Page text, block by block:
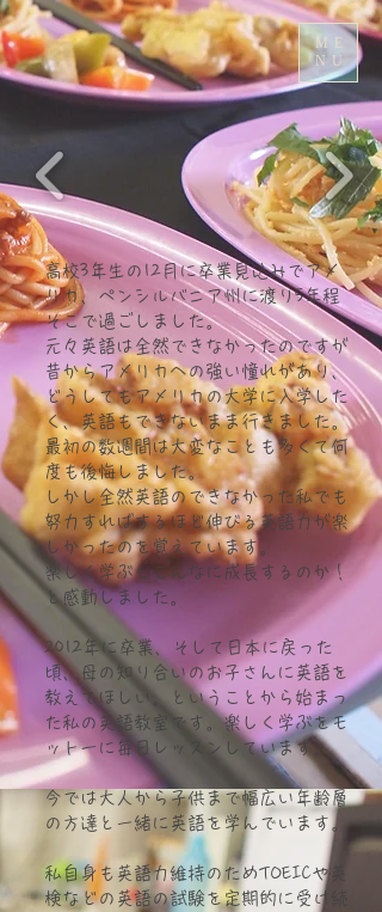
ME
NU
高校3年生の12月に卒業見込みでアメ
リカ、ペンシルバニア州に渡り5年程
そこで過ごしました。
元々英語は全然できなかったのですが
昔からアメリカへの強い憧れがあり、
どうしてもアメリカの大学に入学した
く、英語もできないまま行きました。
最初の数週間は大変なことも多くて何
度も後悔しました。
しかし全然英語のできなかった私でも
努力すればするほど伸びる英語力が楽
しかったのを覚えています。
楽しく学ぶとこんなに成長するのか！
と感動しました。
2012年に卒業、そして日本に戻った
頃、母の知り合いのお子さんに英語を
教えてほしい。ということから始まっ
た私の英語教室です。楽しく学ぶをモ
ットーに毎日レッスンしています。
今では大人から子供まで幅広い年齢層
の方達と一緒に英語を学んでいます。
私自身も英語力維持のためTOEICや英
検などの英語の試験を定期的に受け続